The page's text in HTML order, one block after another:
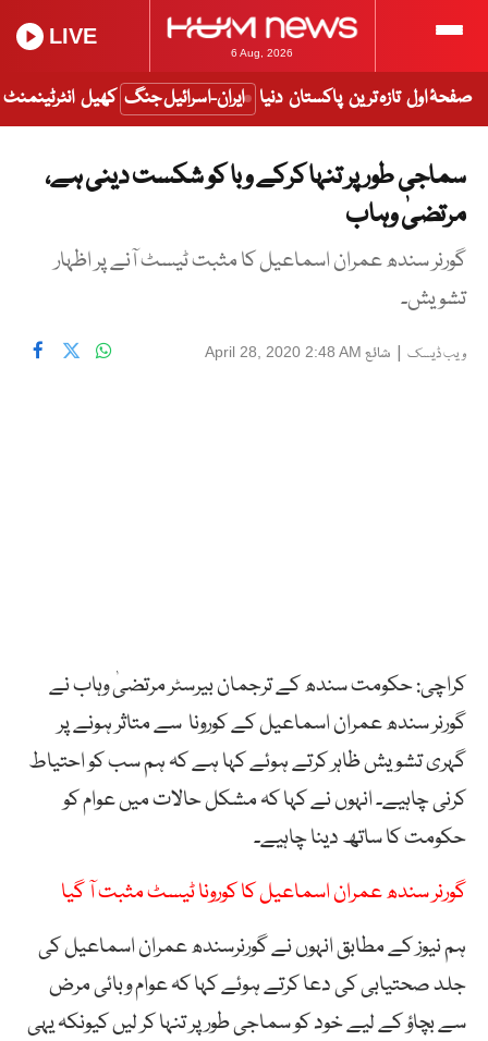
6 Aug, 2026
LIVE
صفحۂ اول تازہ ترین پاکستان دنیا ایران-اسرائیل جنگ کھیل انٹرٹینمنٹ
سماجی طور پر تنہا کرکے وبا کو شکست دینی ہے،
مرتضیٰ وہاب
گورنر سندھ عمران اسماعیل کا مثبت ٹیسٹ آنے پر اظہار
تشویش۔
ویب ڈیسک | شائع April 28, 2020 2:48 AM
کراچی: حکومت سندھ کے ترجمان بیرسٹر مرتضیٰ وہاب نے
گورنر سندھ عمران اسماعیل کے کورونا سے متاثر ہونے پر
گہری تشویش ظاہر کرتے ہوئے کہا ہے کہ ہم سب کو احتیاط
کرنی چاہیے۔ انہوں نے کہا کہ مشکل حالات میں عوام کو
حکومت کا ساتھ دینا چاہیے۔
گورنر سندھ عمران اسماعیل کا کورونا ٹیسٹ مثبت آ گیا
ہم نیوز کے مطابق انہوں نے گورنرسندھ عمران اسماعیل کی
جلد صحتیابی کی دعا کرتے ہوئے کہا کہ عوام وبائی مرض
سے بچاؤ کے لیے خود کو سماجی طور پر تنہا کر لیں کیونکہ یہی